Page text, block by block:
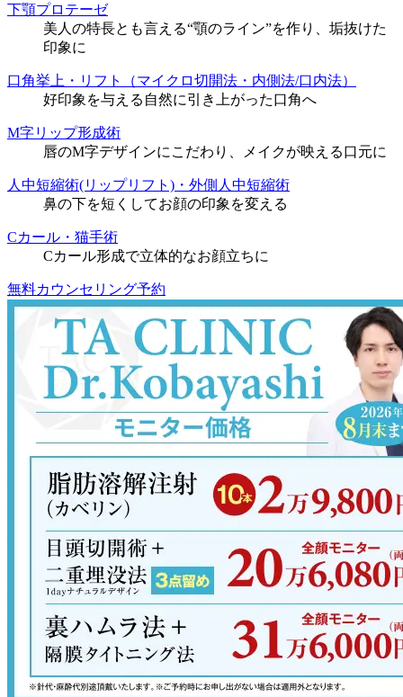
下顎プロテーゼ
美人の特長とも言える“顎のライン”を作り、垢抜けた
印象に
口角挙上・リフト（マイクロ切開法・内側法/口内法）
好印象を与える自然に引き上がった口角へ
M字リップ形成術
唇のM字デザインにこだわり、メイクが映える口元に
人中短縮術(リップリフト)・外側人中短縮術
鼻の下を短くしてお顔の印象を変える
Cカール・猫手術
Cカール形成で立体的なお顔立ちに
無料カウンセリング予約